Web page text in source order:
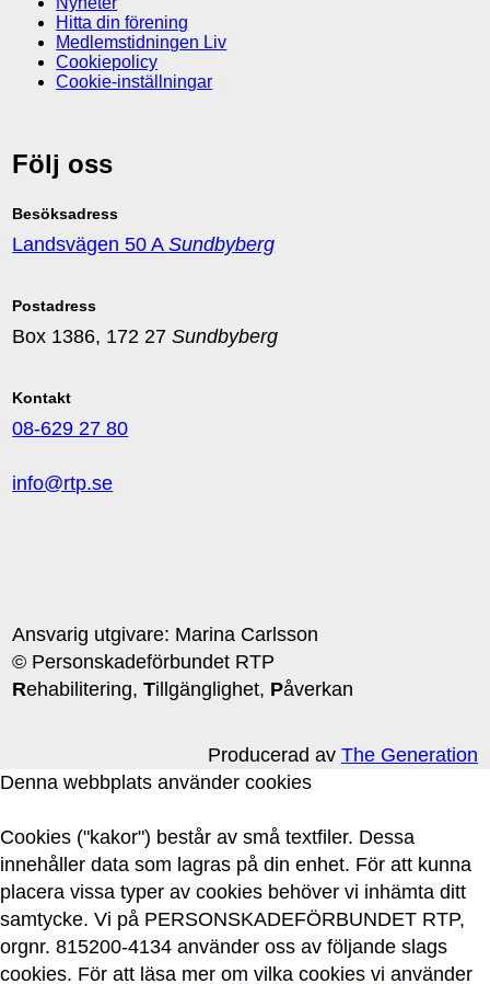
Hitta din förening
Medlemstidningen Liv
Cookiepolicy
Cookie-inställningar
Följ oss
Besöksadress
Landsvägen 50 ASundbyberg
Postadress
Box 1386, 172 27Sundbyberg
Kontakt
08-629 27 80
info@rtp.se
Ansvarig utgivare: Marina Carlsson
© Personskadeförbundet RTP
Rehabilitering,Tillgänglighet, Påverkan
Producerad av The Generation
Denna webbplats använder cookies
Cookies ("kakor") består av små textfiler. Dessa
innehåller data som lagras på din enhet. För att kunna
placera vissa typer av cookies behöver vi inhämta ditt
samtycke. Vi på PERSONSKADEFÖRBUNDET RTP,
orgnr. 815200-4134 använder oss av följande slags
cookies. För att läsa mer om vilka cookies vi använder